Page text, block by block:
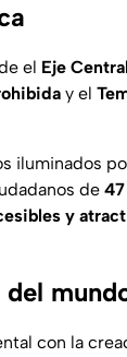
el Eje Central
y el
iluminados
de
y
con la